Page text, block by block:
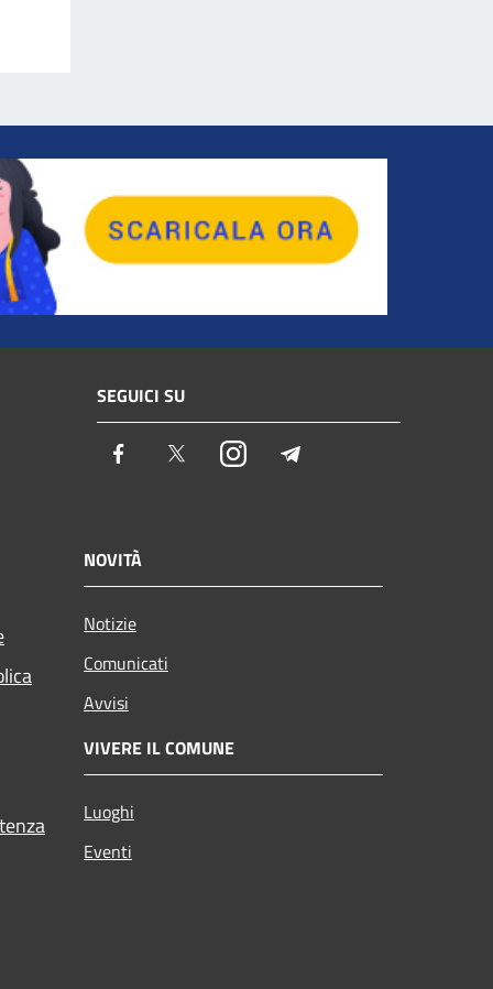
SEGUICI SU
Facebook TwitterInstagram
NOVITÀ
Notizie
Comunicati
Avvisi
VIVERE IL COMUNE
Luoghi
Eventi